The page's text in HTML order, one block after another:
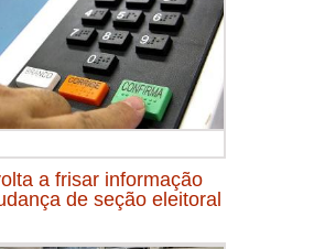
a frisar informação
de seção eleitoral